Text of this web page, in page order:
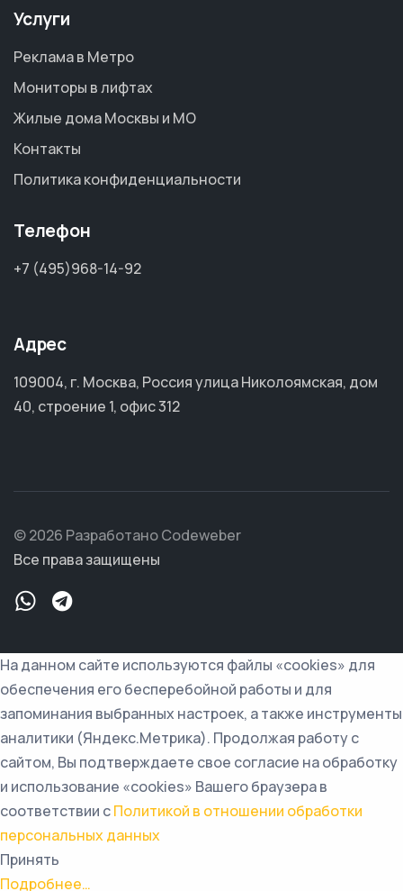
Услуги
Реклама в Метро
Мониторы в лифтах
Жилые дома Москвы и МО
Контакты
Политика конфиденциальности
Телефон
+7 (495)968-14-92
Адрес
109004, г. Москва, Россия улица Николоямская, дом
40, строение 1, офис 312
© 2026 Разработано Codeweber
Все права защищены
На данном сайте используются файлы «cookies» для
обеспечения его бесперебойной работы и для
запоминания выбранных настроек, а также инструменты
аналитики (Яндекс.Метрика). Продолжая работу с
сайтом, Вы подтверждаете свое согласие на обработку
и использование «cookies» Вашего браузера в
соответствии сПолитикой в отношении обработки
персональных данных
Принять
Подробнее…